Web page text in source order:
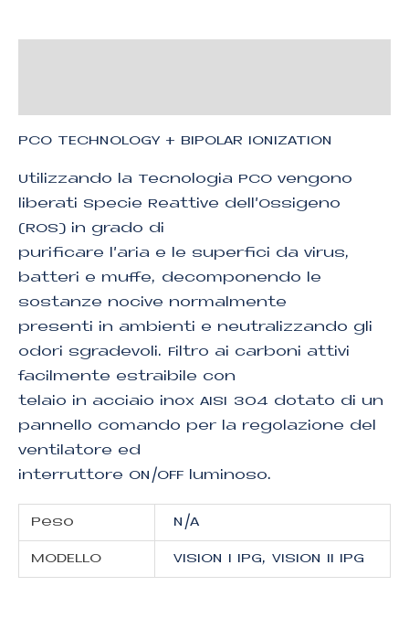
PCO TECHNOLOGY + BIPOLAR IONIZATION
Utilizzando la Tecnologia PCO vengono
liberati Specie Reattive dell’Ossigeno
(ROS) in grado di
purificare l’aria e le superfici da virus,
batteri e muffe, decomponendo le
sostanze nocive normalmente
presenti in ambienti e neutralizzando gli
odori sgradevoli. Filtro ai carboni attivi
facilmente estraibile con
telaio in acciaio inox AISI 304 dotato di un
pannello comando per la regolazione del
ventilatore ed
interruttore ON/OFF luminoso.
Peso N/A
MODELLO VISION I IPG, VISION II IPG